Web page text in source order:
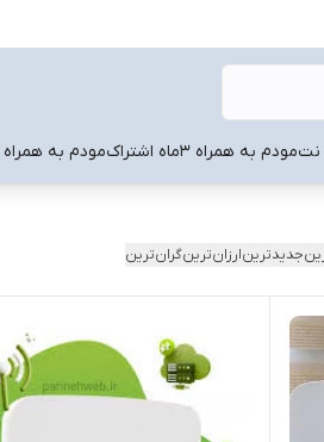
نتمودم به همراه ۳ماه اشتراک مودم به همراه 6ماه اشتراک
جدیدترینارزان‌ترینگران‌ترین